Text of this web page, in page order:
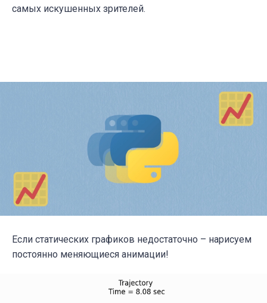
самых искушенных зрителей.
Если статических графиков недостаточно – нарисуем
постоянно меняющиеся анимации!